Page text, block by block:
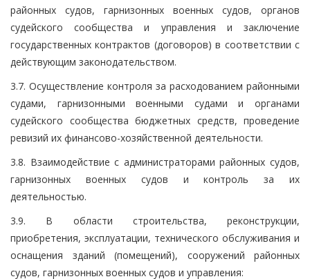
районных судов, гарнизонных военных судов, органов
судейского сообщества и управления и заключение
государственных контрактов (договоров) в соответствии с
действующим законодательством.
3.7. Осуществление контроля за расходованием районными
судами, гарнизонными военными судами и органами
судейского сообщества бюджетных средств, проведение
ревизий их финансово-хозяйственной деятельности.
3.8. Взаимодействие с администраторами районных судов,
гарнизонных военных судов и контроль за их
деятельностью.
3.9. В области строительства, реконструкции,
приобретения, эксплуатации, технического обслуживания и
оснащения зданий (помещений), сооружений районных
судов, гарнизонных военных судов и управления: